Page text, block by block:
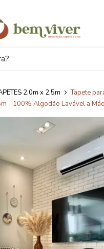
2,0m x 2,5m
Tapete
- 100% Algodão Lavável a